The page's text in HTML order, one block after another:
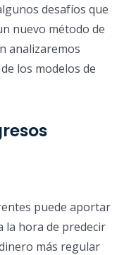
desafíos que
nuevo método de
analizaremos
los modelos de
puede aportar
la hora de predecir
más regular